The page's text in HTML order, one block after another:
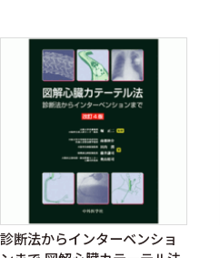
診断法からインターベンショ